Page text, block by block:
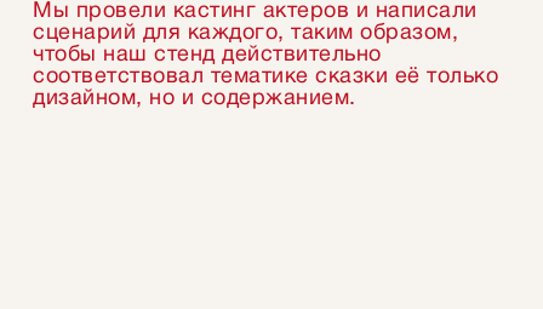
Мы провели кастинг актеров и написали
сценарий для каждого, таким образом,
чтобы наш стенд действительно
соответствовал тематике сказки её только
дизайном, но и содержанием.